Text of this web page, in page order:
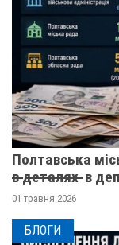
Полтавська
в̶ ̶д̶е̶т̶а̶л̶я̶х̶ ̶ в
01 травня 2026
БЛОГИ